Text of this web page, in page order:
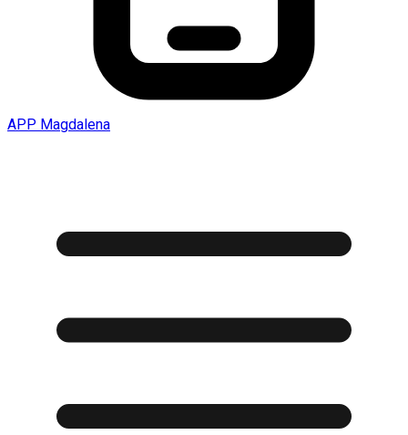
APP Magdalena